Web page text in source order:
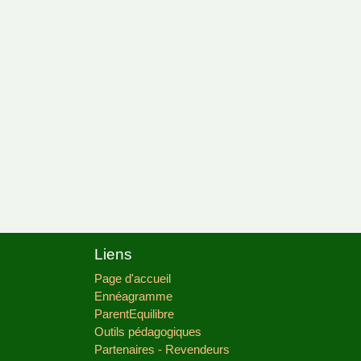
Liens
Page d'accueil
Ennéagramme
ParentEquilibre
Outils pédagogiques
Partenaires - Revendeurs